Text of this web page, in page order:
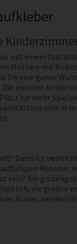
mit einem
Motiven mit
Sie eine ganze
meisten Kinder
für mehr
sind in
Dann ist
Roboter,
sein? Ein
die größte
Kindes werden!